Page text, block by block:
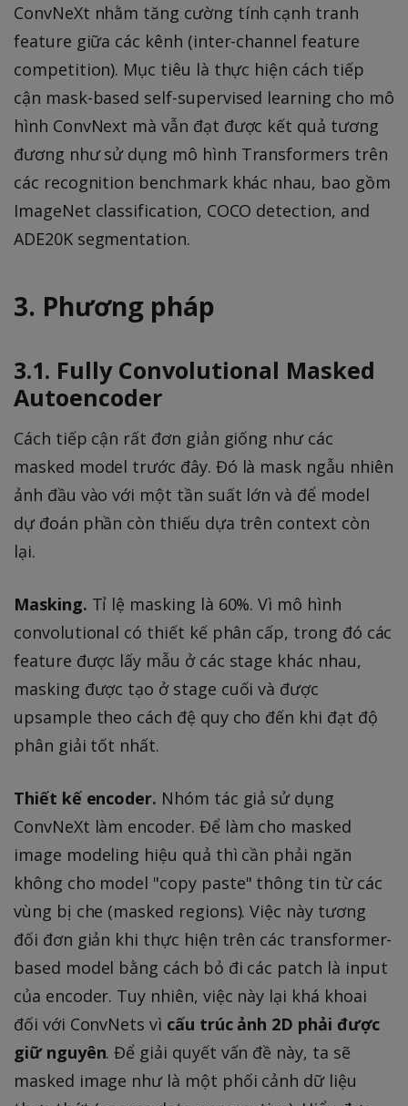
ConvNeXt nhằm tăng cường tính cạnh tranh
feature giữa các kênh (inter-channel feature
competition). Mục tiêu là thực hiện cách tiếp
cận mask-based self-supervised learning cho mô
hình ConvNext mà vẫn đạt được kết quả tương
đương như sử dụng mô hình Transformers trên
các recognition benchmark khác nhau, bao gồm
ImageNet classification, COCO detection, and
ADE20K segmentation.
3. Phương pháp
3.1. Fully Convolutional Masked
Autoencoder
Cách tiếp cận rất đơn giản giống như các
masked model trước đây. Đó là mask ngẫu nhiên
ảnh đầu vào với một tần suất lớn và để model
dự đoán phần còn thiếu dựa trên context còn
lại.
Masking. Tỉ lệ masking là 60%. Vì mô hình
convolutional có thiết kế phân cấp, trong đó các
feature được lấy mẫu ở các stage khác nhau,
masking được tạo ở stage cuối và được
upsample theo cách đệ quy cho đến khi đạt độ
phân giải tốt nhất.
Thiết kế encoder. Nhóm tác giả sử dụng
ConvNeXt làm encoder. Để làm cho masked
image modeling hiệu quả thì cần phải ngăn
không cho model "copy paste" thông tin từ các
vùng bị che (masked regions). Việc này tương
đối đơn giản khi thực hiện trên các transformer-
based model bằng cách bỏ đi các patch là input
của encoder. Tuy nhiên, việc này lại khá khoai
đối với ConvNets vì cấu trúc ảnh 2D phải được
giữ nguyên. Để giải quyết vấn đề này, ta sẽ
masked image như là một phối cảnh dữ liệu